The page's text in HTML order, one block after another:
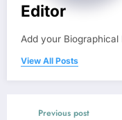
Editor
Add your Biographical
View All Posts
Previous post